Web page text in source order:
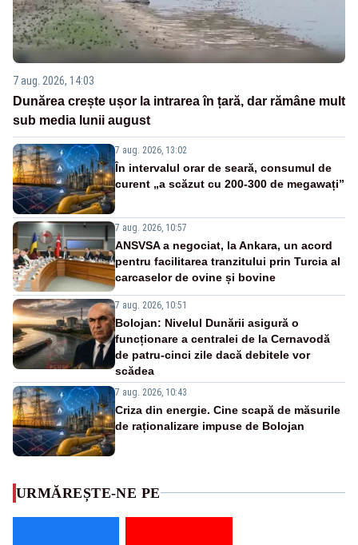
7 aug. 2026, 14:03
Dunărea crește ușor la intrarea în țară, dar rămâne mult
sub media lunii august
7 aug. 2026, 13:02
În intervalul orar de seară, consumul de
curent „a scăzut cu 200-300 de megawați”
7 aug. 2026, 10:57
ANSVSA a negociat, la Ankara, un acord
pentru facilitarea tranzitului prin Turcia al
carcaselor de ovine și bovine
7 aug. 2026, 10:51
Bolojan: Nivelul Dunării asigură o
funcționare a centralei de la Cernavodă
de patru-cinci zile dacă debitele vor
scădea
7 aug. 2026, 10:43
Criza din energie. Cine scapă de măsurile
de raționalizare impuse de Bolojan
URMĂREȘTE-NE PE